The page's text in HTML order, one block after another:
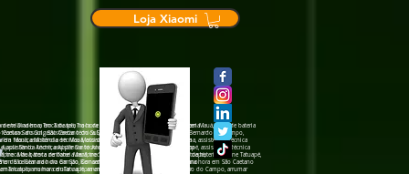
Diadema, Troca de tela na hora em Tatuapé, Troca de tela na hora em Mauá, troca de bateria
Sansumg São Caetano do Sul, assistência †écnica Sansumg São Bernardo do Campo,
†écnica Motorola em Mauá, assistência †écnica Motorola em Diadema, assistência †écnica
†écnica Apple Santo André, assistência †écnica Apple Tatuapé, assistência †écnica
de bateria zenfone Mauá, troca de bateria zenfone Tatuapé, troca de bateria iPhone Tatuapé,
de celular na hora em São Bernardo do Campo, Conserto de celular na hora em São Caetano
celular na hora emTatuapé, arrumar celular na hora em São Bernardo do Campo, arrumar
tela na hora em Tatuapé, Troca de tela na hora em Mauá, troca de bateria
do Sul, assistência †écnica Sansumg São Bernardo do Campo,
Mauá, assistência †écnica Motorola em Diadema, assistência †écnica
Santo André, assistência †écnica Apple Tatuapé, assistência †écnica
Mauá, troca de bateria zenfone Tatuapé, troca de bateria iPhone Tatuapé,
São Bernardo do Campo, Conserto de celular na hora em São Caetano
arrumar celular na hora em São Bernardo do Campo, arrumar
Loja Xiaomi